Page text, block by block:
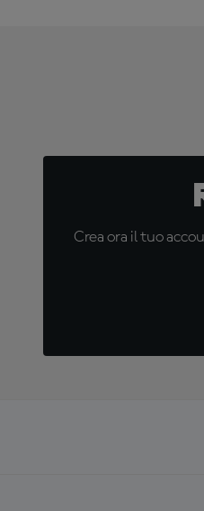
Crea ora il tuo